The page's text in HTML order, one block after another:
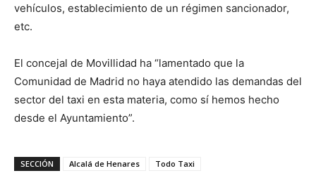
vehículos, establecimiento de un régimen sancionador,
etc.
El concejal de Movillidad ha “lamentado que la
Comunidad de Madrid no haya atendido las demandas del
sector del taxi en esta materia, como sí hemos hecho
desde el Ayuntamiento”.
SECCIÓN Alcalá de Henares Todo Taxi